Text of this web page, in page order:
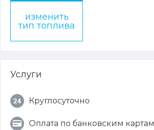
изменить
тип топлива
Услуги
Круглосуточно
Оплата по банковским картам